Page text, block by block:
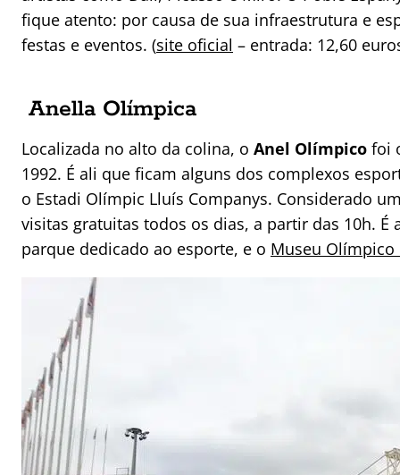
fique atento: por causa de sua infraestrutura e
festas e eventos. (site oficial – entrada: 12,60
Anella Olímpica
Localizada no alto da colina, o Anel Olímpico foi
1992. É ali que ficam alguns dos complexos
o Estadi Olímpic Lluís Companys. Considerado
visitas gratuitas todos os dias, a partir das 10h.
parque dedicado ao esporte, e o Museu Olímpico